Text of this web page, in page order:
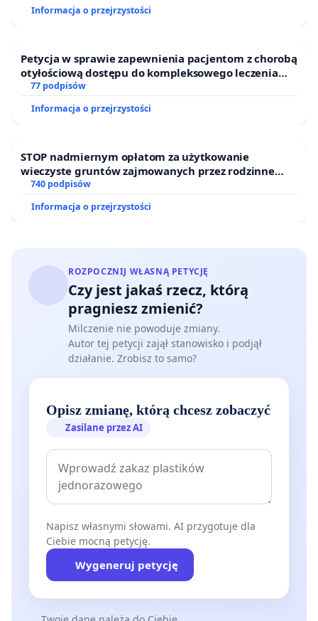
Informacja o przejrzystości
Petycja w sprawie zapewnienia pacjentom z chorobą
otyłościową dostępu do kompleksowego leczenia
oraz programów profilaktycznych.
77 podpisów
Informacja o przejrzystości
STOP nadmiernym opłatom za użytkowanie
wieczyste gruntów zajmowanych przez rodzinne
ogrody działkowe.
740 podpisów
Informacja o przejrzystości
ROZPOCZNIJ WŁASNĄ PETYCJĘ
Czy jest jakaś rzecz, którą
pragniesz zmienić?
Milczenie nie powoduje zmiany.
Autor tej petycji zajął stanowisko i podjął
działanie. Zrobisz to samo?
Opisz zmianę, którą chcesz zobaczyć
Zasilane przez AI
Napisz własnymi słowami. AI przygotuje dla
Ciebie mocną petycję.
Wygeneruj petycję